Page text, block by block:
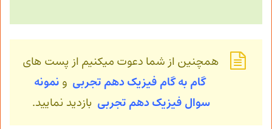
همچنین از شما دعوت میکنیم از پست های
گام به گام فیزیک دهم تجربی و نمونه
سوال فیزیکدهم تجربی بازدید نمایید.